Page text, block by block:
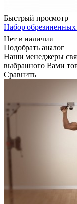
Быстрый просмотр
Набор
Нет в наличии
Подобрать аналог
Наши менеджеры
выбранного Вами
Сравнить